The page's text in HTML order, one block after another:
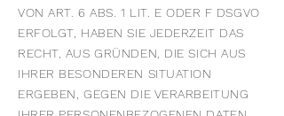
VON ART. 6 ABS. 1 LIT. E ODER F DSGVO
ERFOLGT, HABEN SIE JEDERZEIT DAS
RECHT, AUS GRÜNDEN, DIE SICH AUS
IHRER BESONDEREN SITUATION
ERGEBEN, GEGEN DIE VERARBEITUNG